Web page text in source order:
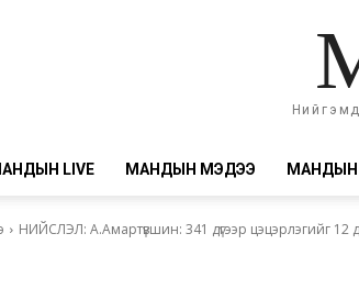
LIVE МАНДЫН МЭДЭЭ МАНДЫН
НИЙСЛЭЛ: А.Амартүвшин: 341 дүгээр цэцэрлэгийг